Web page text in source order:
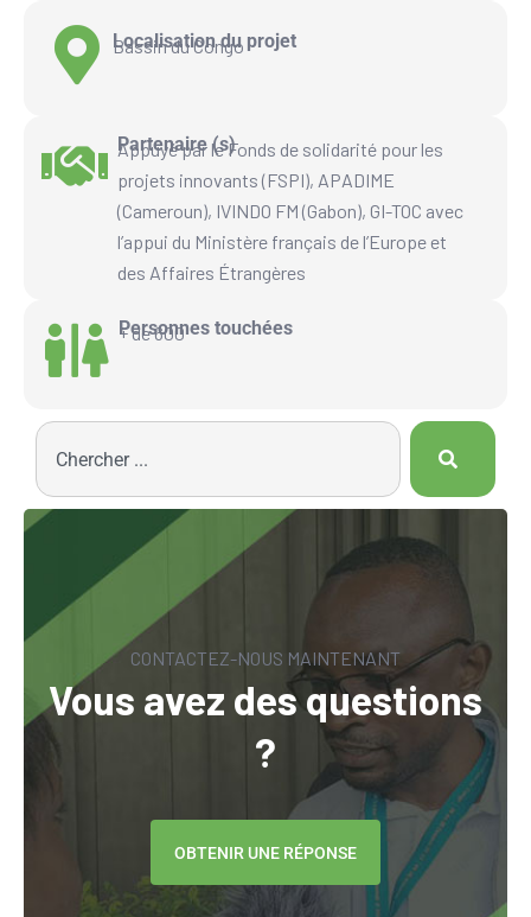
Localisation du projet
Bassin du Congo
Partenaire (s)
Appuyé par le Fonds de solidarité pour les
projets innovants (FSPI), APADIME
(Cameroun), IVINDO FM (Gabon), GI-TOC avec
l’appui du Ministère français de l’Europe et
des Affaires Étrangères
Personnes touchées
+ de 600
CONTACTEZ-NOUS MAINTENANT
Vous avez des questions
?
OBTENIR UNE RÉPONSE